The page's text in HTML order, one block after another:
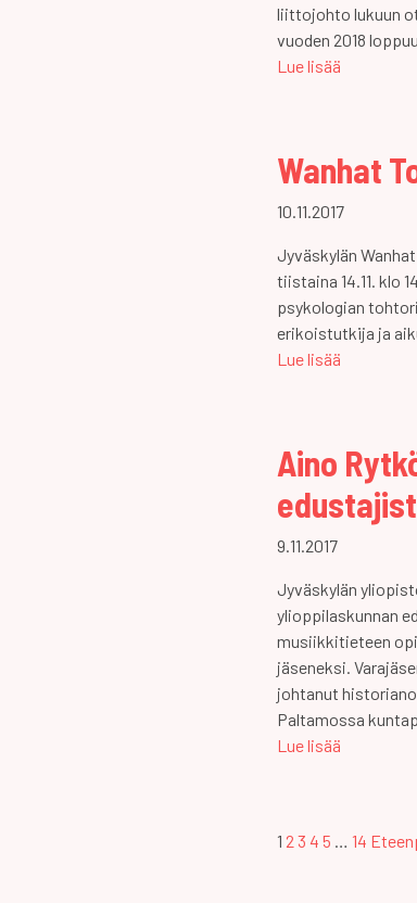
liittojohto lukuun
vuoden 2018
Lue lisää
Wanhat
10.11.2017
Jyväskylän
tiistaina 14.11. klo
psykologian
erikoistutkija ja
Lue lisää
Aino
9.11.2017
Jyväskylän
ylioppilaskunnan
musiikkitieteen
jäseneksi.
johtanut
Paltamossa
Lue lisää
Artikkeleiden
1 2 3 4 5 … 14